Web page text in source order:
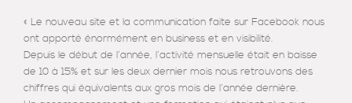
« Le nouveau site et la communication faite sur Facebook nous
ont apporté énormément en business et en visibilité.
Depuis le début de l’année, l’activité mensuelle était en baisse
de 10 à 15% et sur les deux dernier mois nous retrouvons des
chiffres qui équivalents aux gros mois de l’année dernière.